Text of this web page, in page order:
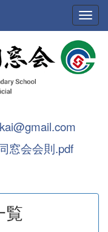
窓会会則.pdf
覧